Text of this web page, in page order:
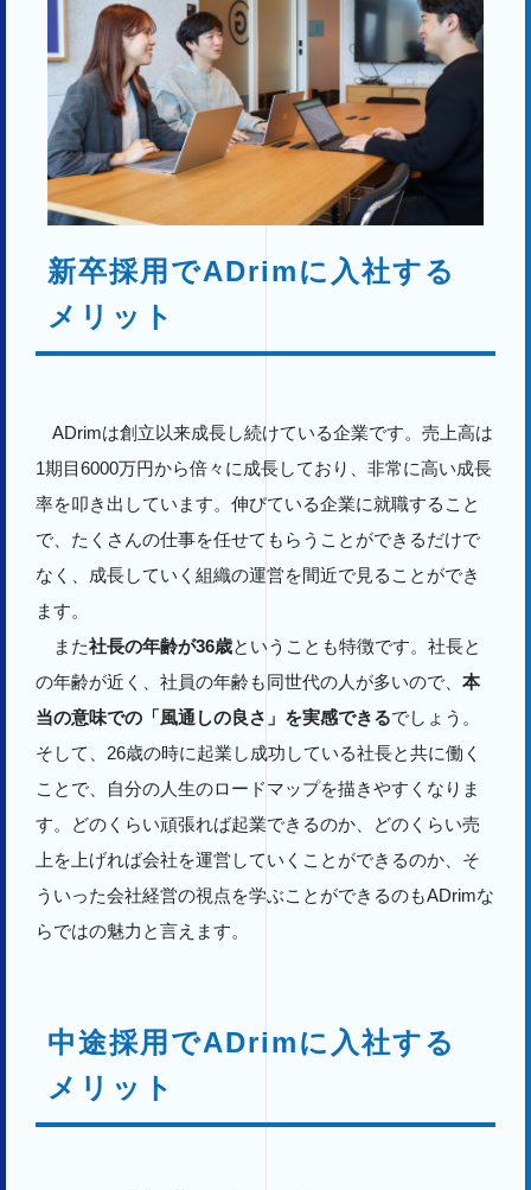
新卒採用でADrimに入社する
メリット
ADrimは創立以来成長し続けている企業です。売上高は
1期目6000万円から倍々に成長しており、非常に高い成長
率を叩き出しています。伸びている企業に就職すること
で、たくさんの仕事を任せてもらうことができるだけで
なく、成長していく組織の運営を間近で見ることができ
ます。
また社長の年齢が36歳ということも特徴です。社長と
の年齢が近く、社員の年齢も同世代の人が多いので、 本
当の意味での「風通しの良さ」を実感できるでしょう。
そして、26歳の時に起業し成功している社長と共に働く
ことで、自分の人生のロードマップを描きやすくなりま
す。どのくらい頑張れば起業できるのか、どのくらい売
上を上げれば会社を運営していくことができるのか、そ
ういった会社経営の視点を学ぶことができるのもADrimな
らではの魅力と言えます。
中途採用でADrimに入社する
メリット